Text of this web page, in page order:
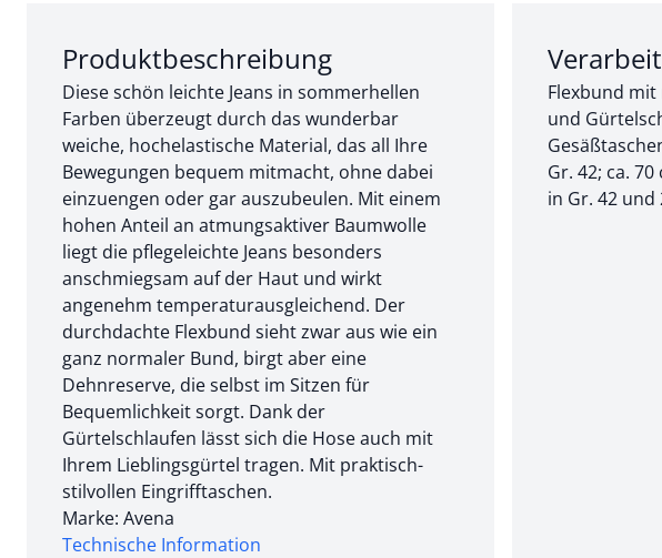
Abschnitt 1 von 3:
Produktbeschreibung
Diese schön leichte Jeans in sommerhellen
Farben überzeugt durch das wunderbar
weiche, hochelastische Material, das all Ihre
Bewegungen bequem mitmacht, ohne dabei
einzuengen oder gar auszubeulen. Mit einem
hohen Anteil an atmungsaktiver Baumwolle
liegt die pflegeleichte Jeans besonders
anschmiegsam auf der Haut und wirkt
angenehm temperaturausgleichend. Der
durchdachte Flexbund sieht zwar aus wie ein
ganz normaler Bund, birgt aber eine
Dehnreserve, die selbst im Sitzen für
Bequemlichkeit sorgt. Dank der
Gürtelschlaufen lässt sich die Hose auch mit
Ihrem Lieblingsgürtel tragen. Mit praktisch-
stilvollen Eingrifftaschen.
Marke: Avena
Technische Information
Abschnitt 2
Flexbund
und
Gr. 42; ca.
in Gr. 42 und